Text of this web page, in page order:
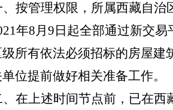
、按管理权限，所属西藏自
年8月 9 日起全部通过新交
级所有依法必须招标的房屋建
位提前做好相关准备工作。
、在上述时间节点前，已在